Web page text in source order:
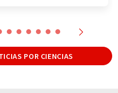
POR CIENCIAS